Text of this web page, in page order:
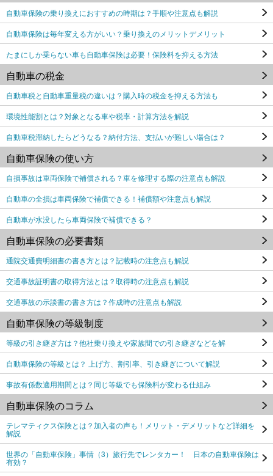
自動車保険の乗り換えにおすすめの時期は？手順や注意点も解説
自動車保険は毎年変える方がいい？乗り換えのメリットデメリット
たまにしか乗らない車も自動車保険は必要！保険料を抑える方法
自動車の税金
自動車税と自動車重量税の違いは？購入時の税金を抑える方法も
環境性能割とは？対象となる車や税率・計算方法を解説
自動車税滞納したらどうなる？納付方法、支払いが難しい場合は？
自動車保険の使い方
自損事故は車両保険で補償される？車を修理する際の注意点も解説
自動車の全損は車両保険で補償できる！補償額や注意点も解説
自動車が水没したら車両保険で補償できる？
自動車保険の必要書類
通院交通費明細書の書き方とは？記載時の注意点も解説
交通事故証明書の取得方法とは？取得時の注意点も解説
交通事故の示談書の書き方は？作成時の注意点も解説
自動車保険の等級制度
等級の引き継ぎ方は？他社乗り換えや家族間での引き継ぎなどを解
自動車保険の等級とは？ 上げ方、割引率、引き継ぎについて解説
事故有係数適用期間とは？同じ等級でも保険料が変わる仕組み
自動車保険のコラム
テレマティクス保険とは？加入者の声も！メリット・デメリットなど詳細を
解説
世界の「自動車保険」事情（3）旅行先でレンタカー！ 日本の自動車保険は
有効？